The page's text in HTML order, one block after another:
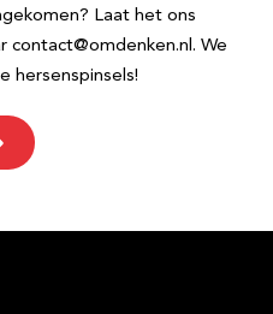
Laat het ons
contact@omdenken.nl. We
hersenspinsels!